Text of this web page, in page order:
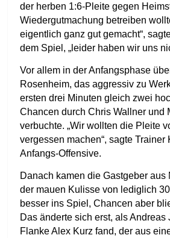
der herben 1:6-Pleite gegen
Wiedergutmachung betreiben
eigentlich ganz gut gemacht“,
dem Spiel, „leider haben wir uns
Vor allem in der Anfangsphase
Rosenheim, das aggressiv zu
ersten drei Minuten gleich zwei
Chancen durch Chris Wallner und
verbuchte. „Wir wollten die Pleite
vergessen machen“, sagte Trainer
Anfangs-Offensive.
Danach kamen die Gastgeber aus
der mauen Kulisse von lediglich
besser ins Spiel, Chancen aber
Das änderte sich erst, als Andreas
Flanke Alex Kurz fand, der aus